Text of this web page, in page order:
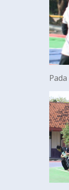
Pada